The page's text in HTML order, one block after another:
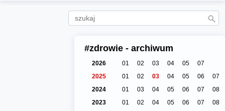
#zdrowie - archiwum
2026 01 02 03 04 05
07
2025
01 02 03 04 05 06
07
2024
01 03 04 05 06 07
08
2023
01 02 04 05 06 07
08